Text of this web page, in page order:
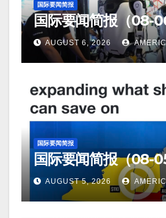
国际要闻简报
国际要闻简报（08-
AUGUST 6, 2026
国际要闻简报
国际要闻简报（08-
AUGUST 5, 2026